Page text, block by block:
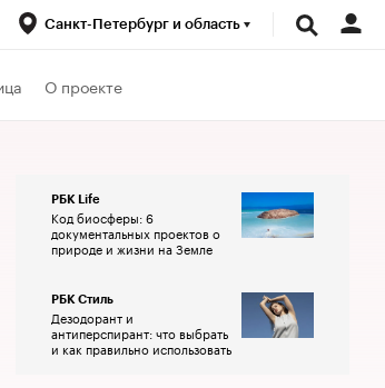
Санкт-Петербург и область
О проекте
РБК Life
Код биосферы: 6
документальных проектов о
природе и жизни на Земле
РБК Стиль
Дезодорант и
антиперспирант: что выбрать
и как правильно использовать